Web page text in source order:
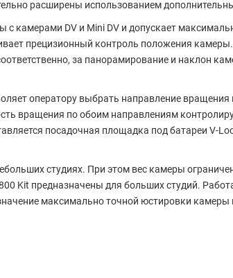
расширены использованием
камерами DV и Mini DV и допускает
прецизионный контроль положения
за панорамирование и наклон
оператору выбрать направление вращения
вращения по обоим направлениям
посадочная площадка под батареи V-
студиях. При этом вес камеры
Kit предназначены для больших студий.
максимально точной юстировки камеры